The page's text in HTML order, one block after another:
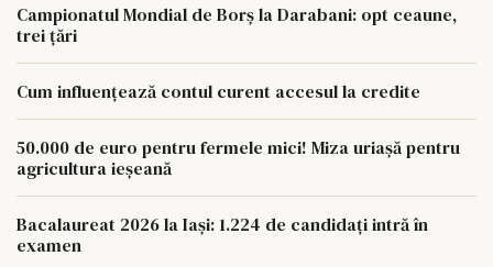
Campionatul Mondial de Borș la Darabani: opt ceaune,
trei țări
Cum influențează contul curent accesul la credite
50.000 de euro pentru fermele mici! Miza uriașă pentru
agricultura ieșeană
Bacalaureat 2026 la Iași: 1.224 de candidați intră în
examen